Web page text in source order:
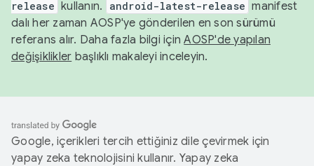
release kullanın. android-latest-release manifest
dalı her zaman AOSP'ye gönderilen en son sürümü
referans alır. Daha fazla bilgi içinAOSP'de yapılan
değişiklikler başlıklı makaleyi inceleyin.
Google, içerikleri tercih ettiğiniz dile çevirmek için
yapay zeka teknolojisini kullanır. Yapay zeka